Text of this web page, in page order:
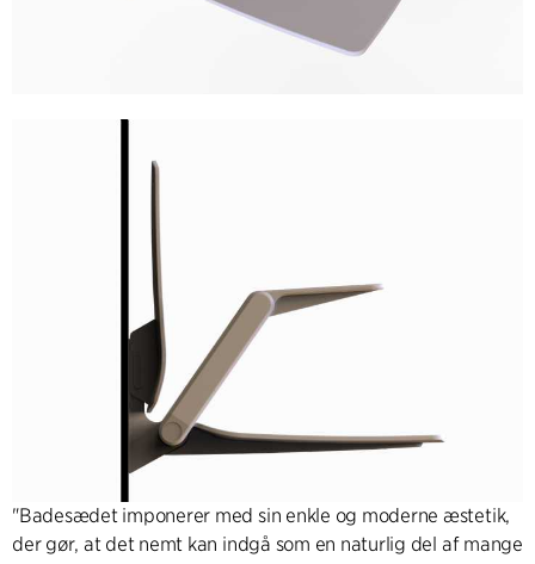
"Badesædet imponerer med sin enkle og moderne æstetik,
der gør, at det nemt kan indgå som en naturlig del af mange